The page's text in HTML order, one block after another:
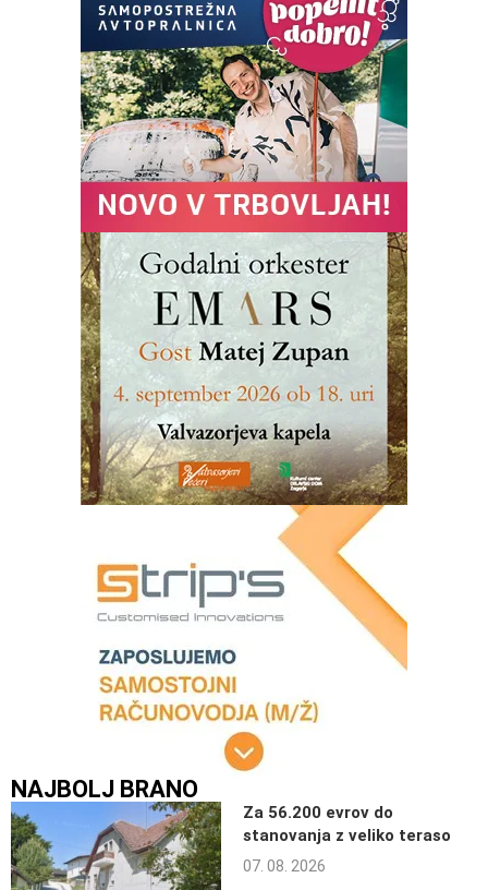
NAJBOLJ BRANO
Za 56.200 evrov do
stanovanja z veliko teraso
07. 08. 2026